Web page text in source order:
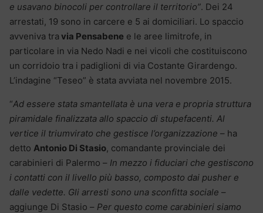
e usavano binocoli per controllare il territorio”. Dei 24
arrestati, 19 sono in carcere e 5 ai domiciliari. Lo spaccio
avveniva tra via Pensabene e le aree limitrofe, in
particolare in via Nedo Nadi e nei vicoli che costituiscono
un corridoio tra i padiglioni di via Costante Girardengo.
L’indagine “Teseo” è stata avviata nel novembre 2015.
“Ad essere stata smantellata è una vera e propria struttura
piramidale finalizzata allo spaccio di stupefacenti. Al
vertice il triumvirato che gestisce l’organizzazione – ha
detto Antonio Di Stasio, comandante provinciale dei
carabinieri di Palermo – In mezzo i fiduciari che gestiscono
i contatti con il livello più basso, composto dai pusher e
dalle vedette. Gli arresti sono una sconfitta sociale –
aggiunge Di Stasio – Per questo come carabinieri siamo